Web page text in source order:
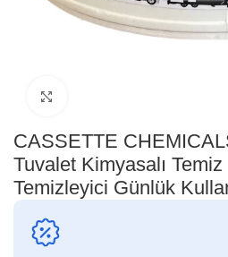
CASSETTE
Tuvalet Kimyasalı
Temizleyici Günlük